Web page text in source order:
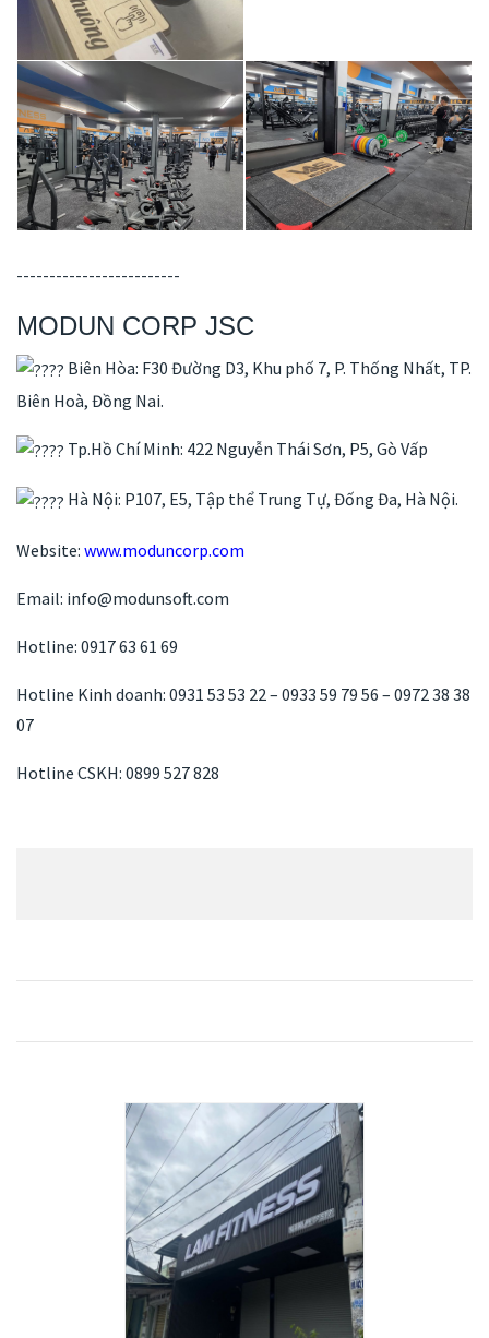
-------------------------
MODUN CORP JSC
Biên Hòa: F30 Đường D3, Khu phố 7, P. Thống Nhất, TP.
Biên Hoà, Đồng Nai.
Tp.Hồ Chí Minh: 422 Nguyễn Thái Sơn, P5, Gò Vấp
Hà Nội: P107, E5, Tập thể Trung Tự, Đống Đa, Hà Nội.
Website: www.moduncorp.com
Email: info@modunsoft.com
Hotline: 0917 63 61 69
Hotline Kinh doanh: 0931 53 53 22 – 0933 59 79 56 – 0972 38 38
07
Hotline CSKH: 0899 527 828